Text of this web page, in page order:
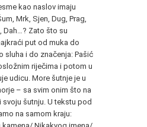
kao naslov imaju
Mrk, Sjen, Dug, Prag,
Dah…? Zato što su
put od muka do
sluha i do značenja: Pašić
riječima i potom u
udicu. More šutnje je u
– sa svim onim što na
svoju šutnju. U tekstu pod
na samom kraju: